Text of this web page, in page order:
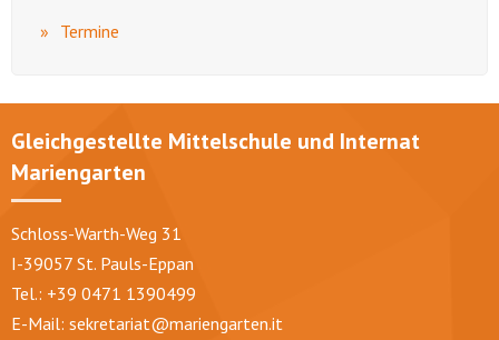
Termine
Gleichgestellte Mittelschule und Internat
Mariengarten
Schloss-Warth-Weg 31
I-39057 St. Pauls-Eppan
Tel.: +39 0471 1390499
E-Mail: sekretariat@mariengarten.it